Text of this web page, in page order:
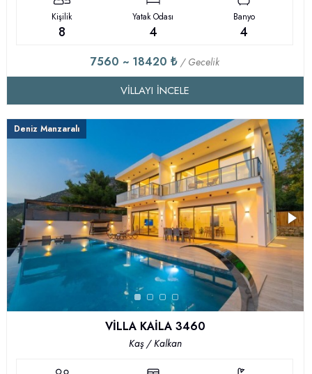
Kişilik
8
Yatak Odası
4
Banyo
4
7560 ~ 18420 ₺ / Gecelik
VILLAYI İNCELE
Deniz Manzaralı
VİLLA KAİLA 3460
Kaş / Kalkan